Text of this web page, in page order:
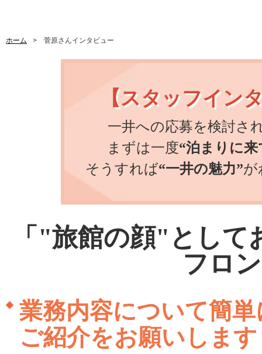
ホーム 菅原さんインタビュー
【スタッフイン
一井への応募を検討さ
まずは一度“泊まりに
そうすれば“一井の魅力”が
「"旅館の顔"とし
フロ
業務内容について簡単
ご紹介をお願いします